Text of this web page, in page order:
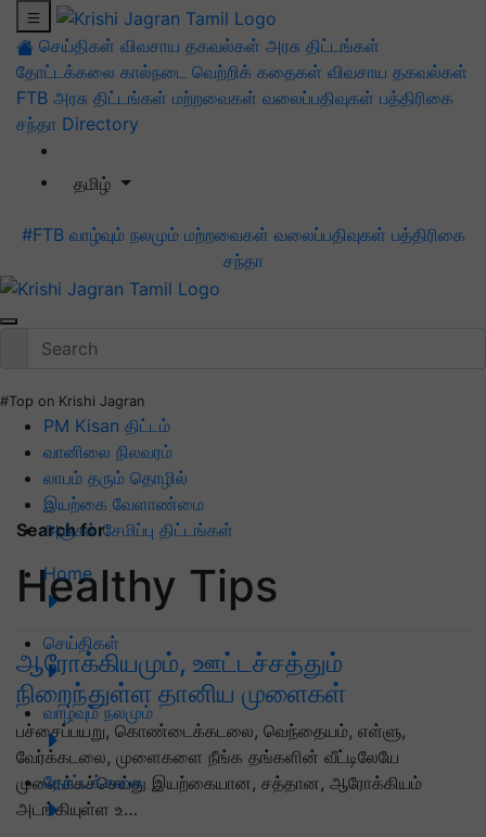
செய்திகள் விவசாய தகவல்கள் அரசு திட்டங்கள்
தோட்டக்கலை கால்நடை வெற்றிக் கதைகள் விவசாய தகவல்கள்
FTB அரசு திட்டங்கள் மற்றவைகள் வலைப்பதிவுகள் பத்திரிகை
சந்தா Directory
தமிழ்
#FTB வாழ்வும் நலமும் மற்றவைகள் வலைப்பதிவுகள் பத்திரிகை
சந்தா
#Top on Krishi Jagran
PM Kisan திட்டம்
வானிலை நிலவரம்
லாபம் தரும் தொழில்
இயற்கை வேளாண்மை
அஞ்சல் சேமிப்பு திட்டங்கள்
Home
செய்திகள்
வாழ்வும் நலமும்
தோட்டக்கலை
Search for:
Healthy Tips
ஆரோக்கியமும், ஊட்டச்சத்தும்
நிறைந்துள்ள தானிய முளைகள்
பச்சைப்பயறு, கொண்டைக்கடலை, வெந்தையம், எள்ளு,
வேர்க்கடலை, முளைகளை நீங்க தங்களின் வீட்டிலேயே
முளைக்கச்செய்து இயற்கையான, சத்தான, ஆரோக்கியம்
அடங்கியுள்ள உ…